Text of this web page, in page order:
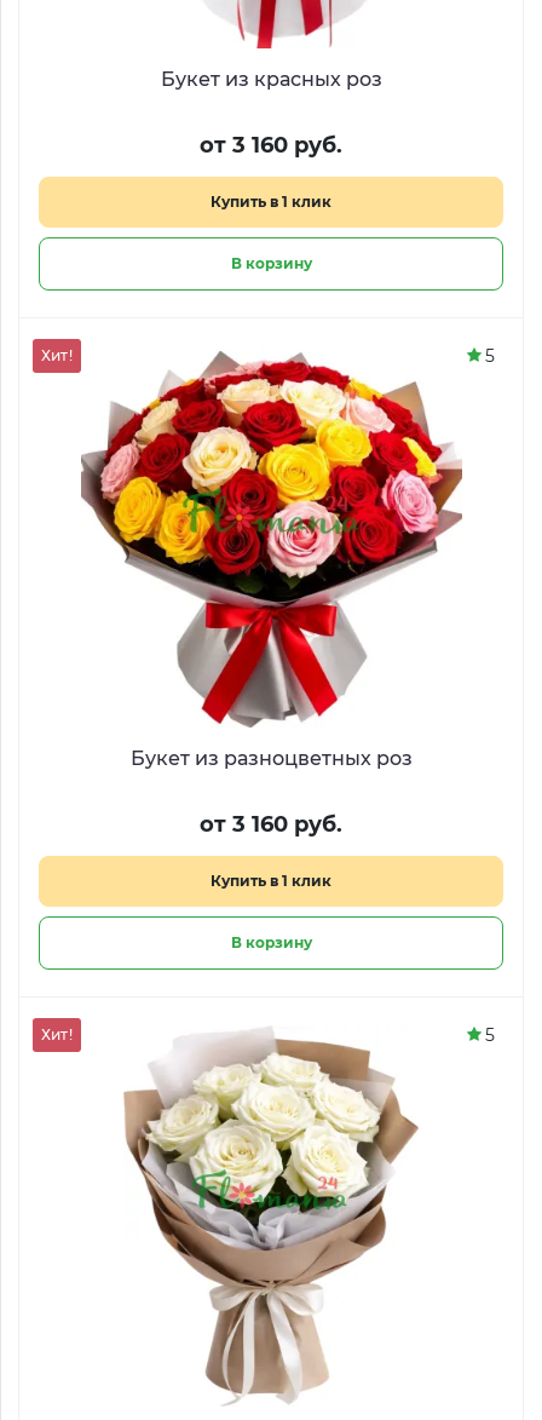
Букет из красных роз
от 3 160 руб.
Купить в 1 клик
В корзину
Букет из разноцветных роз
от 3 160 руб.
Купить в 1 клик
В корзину
Хит! 5
Хит! 5